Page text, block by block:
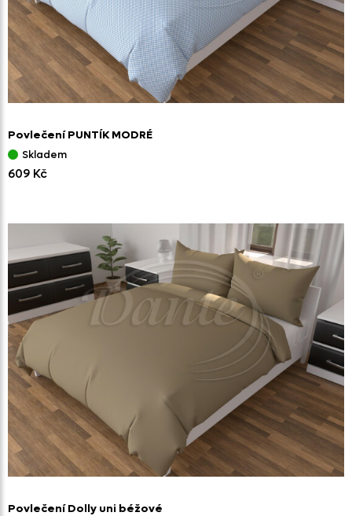
Povlečení PUNTÍK MODRÉ
Skladem
609 Kč
Povlečení Dolly uni béžové